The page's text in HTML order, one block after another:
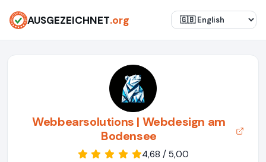
AUSGEZEICHNET.org
Webbearsolutions | Webdesign am
Bodensee
4,68 / 5,00